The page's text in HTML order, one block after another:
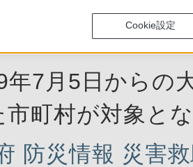
年7月5日からの
市町村が対象と
防災情報 災害
Cookie設定